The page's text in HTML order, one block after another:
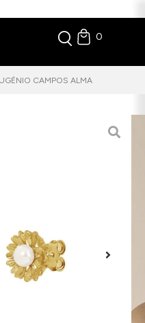
0
CAMPOS ALMA